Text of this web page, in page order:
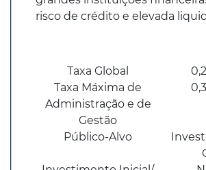
risco de crédito e elevada
Taxa Global
Taxa Máxima de
Administração e de
Gestão
Público-Alvo